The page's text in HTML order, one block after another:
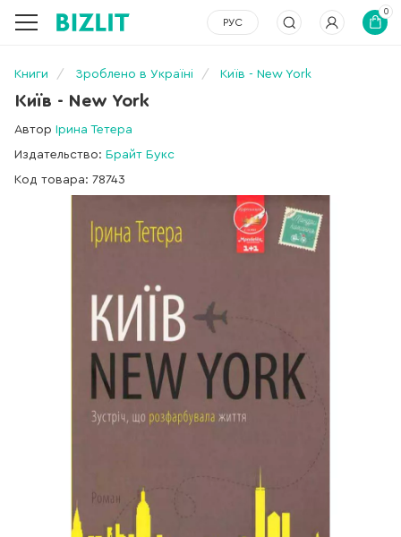
РУС
0
Книги Зроблено в Україні Київ - New York
Київ - New York
Автор Ірина Тетера
Издательство: Брайт Букс
Код товара: 78743